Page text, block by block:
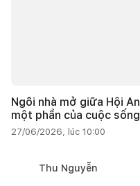
Ngôi nhà mở giữa Hội
một phần của cuộc sống
27/06/2026, lúc 10:00
Thu Nguyễn